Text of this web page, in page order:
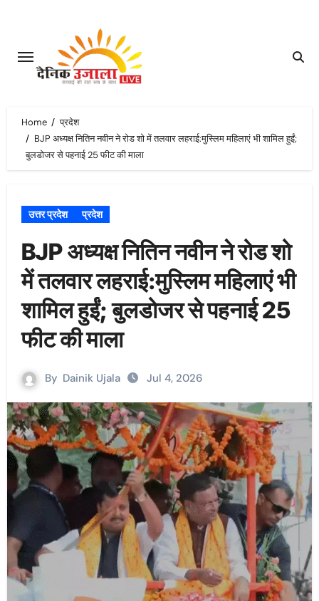
content
Home
प्रदेश
BJP अध्यक्ष नितिन नवीन ने रोड शो में तलवार लहराई:मुस्लिम महिलाएं भी शामिल हुईं;
बुलडोजर से पहनाई 25 फीट की माला
उत्तर प्रदेश प्रदेश
BJP अध्यक्ष नितिन नवीन ने रोड शो
में तलवार लहराई:मुस्लिम महिलाएं भी
शामिल हुईं; बुलडोजर से पहनाई 25
फीट की माला
By Dainik Ujala Jul 4, 2026